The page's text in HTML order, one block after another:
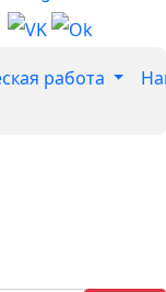
работа